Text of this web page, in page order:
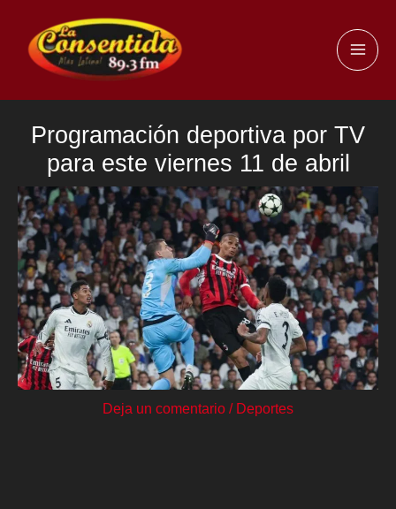
contenido
Programación deportiva por TV
para este viernes 11 de abril
Deja un comentario / Deportes